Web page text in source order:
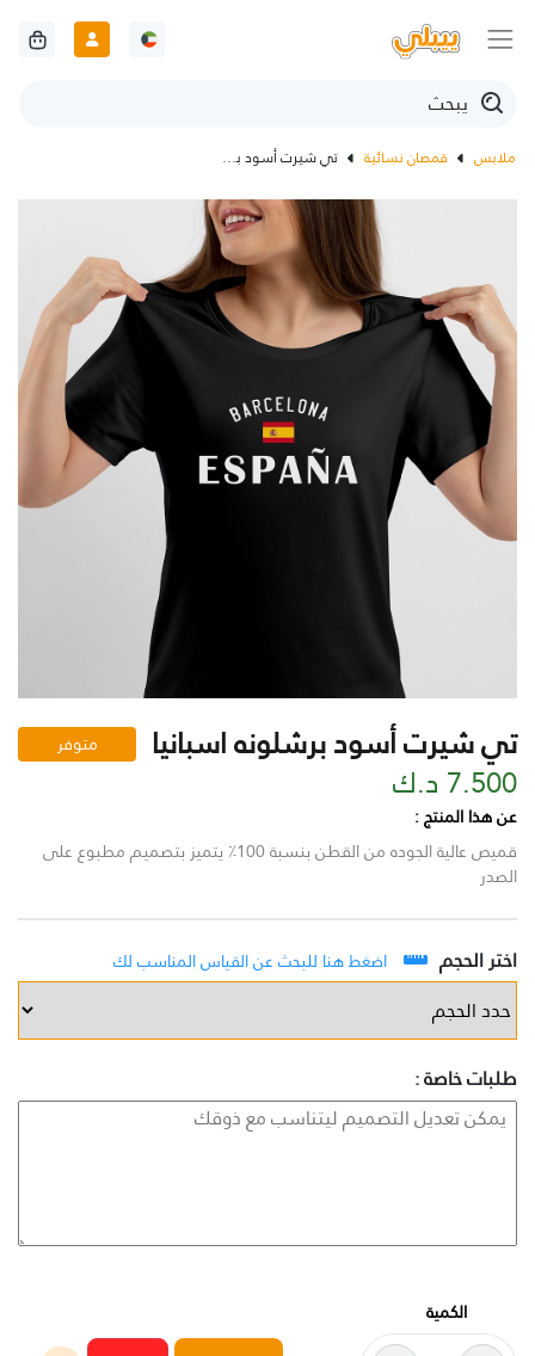
ملابس قمصان نسائية تي شيرت أسود برشلونه اسبانيا
تي شيرت أسود برشلونه اسبانيا متوفر
7.500 د.ك
عن هذا المنتج :
قميص عالية الجوده من القطن بنسبة 100٪ يتميز بتصميم مطبوع على
الصدر
اختر الحجم اضغط هنا للبحث عن القياس المناسب لك
طلبات خاصة :
الكمية